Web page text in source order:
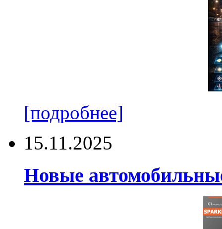
[подробнее]
15.11.2025
Новые